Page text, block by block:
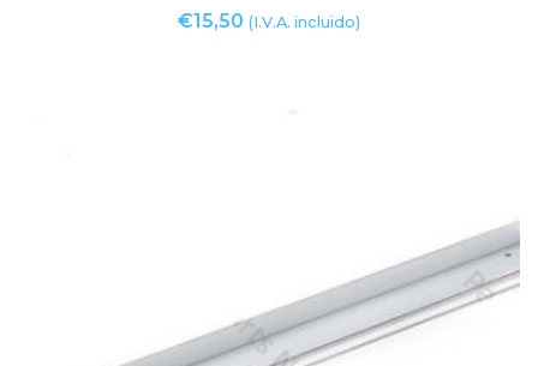
€15,50 (I.V.A. incluido)